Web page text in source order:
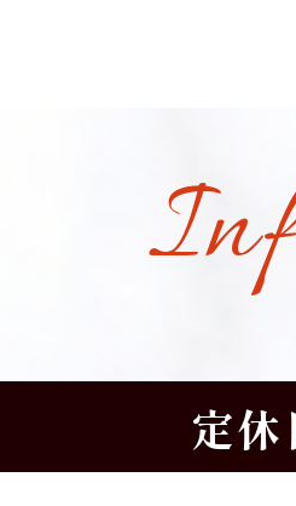
定